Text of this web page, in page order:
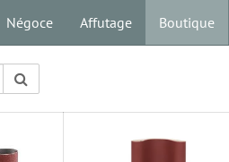
Négoce Affutage Boutique